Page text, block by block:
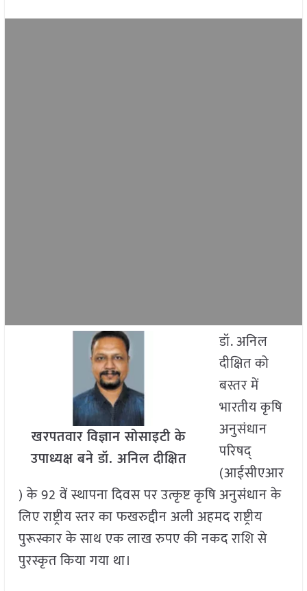
खरपतवार विज्ञान सोसाइटी के
उपाध्यक्ष बने डॉ. अनिल दीक्षित
डॉ. अनिल
दीक्षित को
बस्तर में
भारतीय कृषि
अनुसंधान
परिषद्
(आईसीएआर
) के 92 वें स्थापना दिवस पर उत्कृष्ट कृषि अनुसंधान के
लिए राष्ट्रीय स्तर का फखरुद्दीन अली अहमद राष्ट्रीय
पुरूस्कार के साथ एक लाख रुपए की नकद राशि से
पुरस्कृत किया गया था।